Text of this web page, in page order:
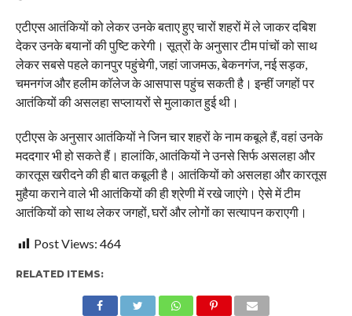
एटीएस आतंकियों को लेकर उनके बताए हुए चारों शहरों में ले जाकर दबिश
देकर उनके बयानों की पुष्टि करेगी। सूत्रों के अनुसार टीम पांचों को साथ
लेकर सबसे पहले कानपुर पहुंचेगी, जहां जाजमऊ, बेकनगंज, नई सड़क,
चमनगंज और हलीम कॉलेज के आसपास पहुंच सकती है। इन्हीं जगहों पर
आतंकियों की असलहा सप्लायरों से मुलाकात हुई थी।
एटीएस के अनुसार आतंकियों ने जिन चार शहरों के नाम कबूले हैं, वहां उनके
मददगार भी हो सकते हैं। हालांकि, आतंकियों ने उनसे सिर्फ असलहा और
कारतूस खरीदने की ही बात कबूली है। आतंकियों को असलहा और कारतूस
मुहैया कराने वाले भी आतंकियों की ही श्रेणी में रखे जाएंगे। ऐसे में टीम
आतंकियों को साथ लेकर जगहों, घरों और लोगों का सत्यापन कराएगी।
Post Views: 464
RELATED ITEMS: